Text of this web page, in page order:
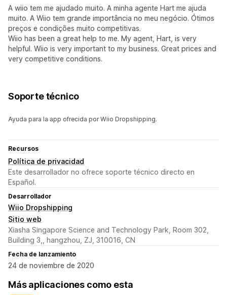
A wiio tem me ajudado muito. A minha agente Hart me ajuda
muito. A Wiio tem grande importância no meu negócio. Ótimos
preços e condições muito competitivas.
Wiio has been a great help to me. My agent, Hart, is very
helpful. Wiio is very important to my business. Great prices and
very competitive conditions.
Soporte técnico
Ayuda para la app ofrecida por Wiio Dropshipping.
Recursos
Política de privacidad
Este desarrollador no ofrece soporte técnico directo en
Español.
Desarrollador
Wiio Dropshipping
Sitio web
Xiasha Singapore Science and Technology Park, Room 302,
Building 3,, hangzhou, ZJ, 310016, CN
Fecha de lanzamiento
24 de noviembre de 2020
Más aplicaciones como esta